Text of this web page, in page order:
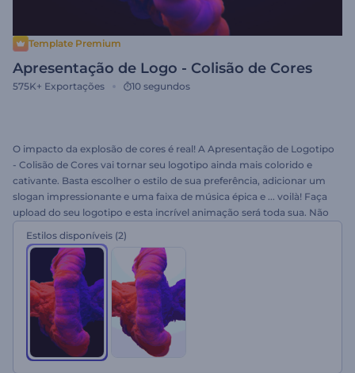
Template Premium
Apresentação de Logo - Colisão de Cores
575K+ Exportações 10 segundos
O impacto da explosão de cores é real! A Apresentação de Logotipo
- Colisão de Cores vai tornar seu logotipo ainda mais colorido e
cativante. Basta escolher o estilo de sua preferência, adicionar um
slogan impressionante e uma faixa de música épica e ... voilà! Faça
upload do seu logotipo e esta incrível animação será toda sua. Não
Estilos disponíveis (2)